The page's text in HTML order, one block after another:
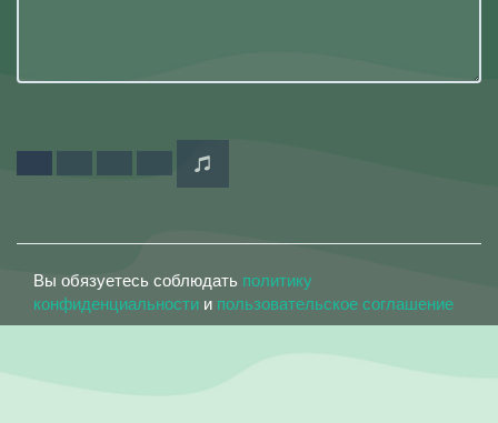
Вы обязуетесь соблюдать политику
конфиденциальности и пользовательское соглашение